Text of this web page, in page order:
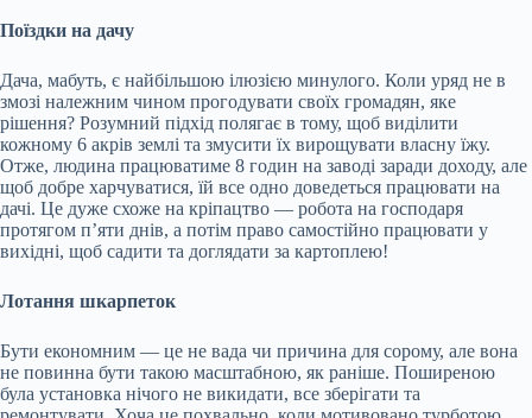
Поїздки на дачу
Дача, мабуть, є найбільшою ілюзією минулого. Коли уряд не в
змозі належним чином прогодувати своїх громадян, яке
рішення? Розумний підхід полягає в тому, щоб виділити
кожному 6 акрів землі та змусити їх вирощувати власну їжу.
Отже, людина працюватиме 8 годин на заводі заради доходу, але
щоб добре харчуватися, їй все одно доведеться працювати на
дачі. Це дуже схоже на кріпацтво — робота на господаря
протягом п’яти днів, а потім право самостійно працювати у
вихідні, щоб садити та доглядати за картоплею!
Лотання шкарпеток
Бути економним — це не вада чи причина для сорому, але вона
не повинна бути такою масштабною, як раніше. Поширеною
була установка нічого не викидати, все зберігати та